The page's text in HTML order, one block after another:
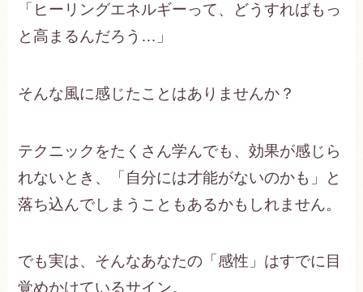
「ヒーリングエネルギーって、どうすればもっ
と高まるんだろう…」
そんな風に感じたことはありませんか？
テクニックをたくさん学んでも、効果が感じら
れないとき、「自分には才能がないのかも」と
落ち込んでしまうこともあるかもしれません。
でも実は、そんなあなたの「感性」はすでに目
覚めかけているサイン。